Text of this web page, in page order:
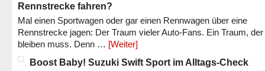
Rennstrecke fahren?
Mal einen Sportwagen oder gar einen Rennwagen über eine
Rennstrecke jagen: Der Traum vieler Auto-Fans. Ein Traum,
bleiben muss. Denn … [Weiter]
Boost Baby! Suzuki Swift Sport im Alltags-Check